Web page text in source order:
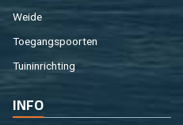
Weide
Toe­gangs­poor­ten
Tuin­in­rich­ting
INFO